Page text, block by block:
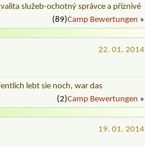
služeb-ochotný správce a příznivé
(89)Camp Bewertungen »
22. 01. 2014
lebt sie noch, war das
(2)Camp Bewertungen »
19. 01. 2014